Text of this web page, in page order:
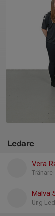
Ledare
Vera
Tränare
Malva
Ung